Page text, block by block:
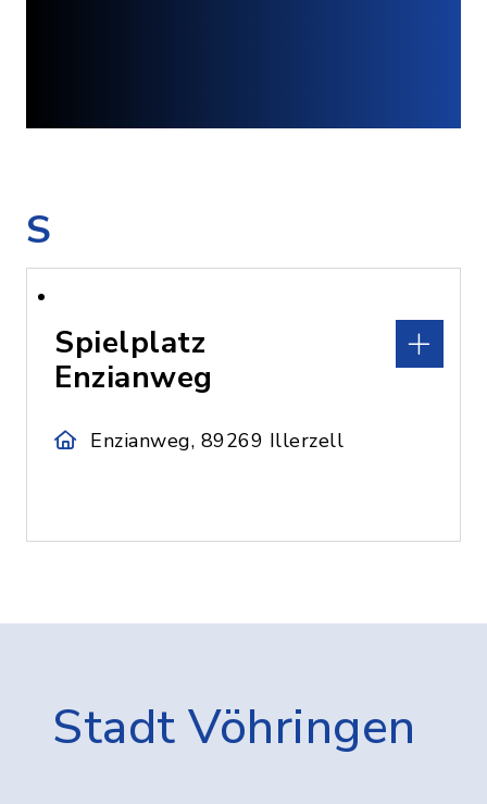
S
Spielplatz
Enzianweg
Enzianweg, 89269 Illerzell
Stadt Vöhringen